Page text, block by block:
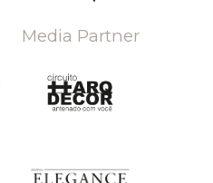
Media Partner